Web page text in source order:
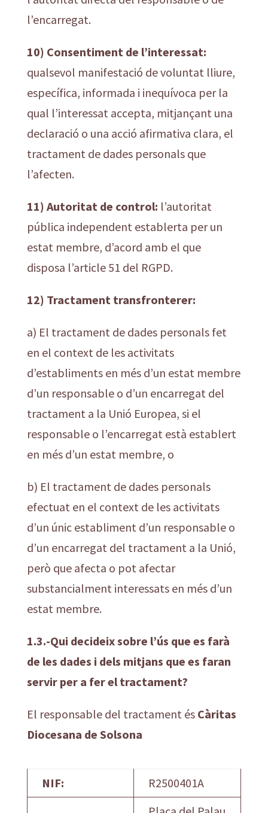
l’encarregat.
10) Consentiment de l’interessat:
qualsevol manifestació de voluntat lliure,
específica, informada i inequívoca per la
qual l’interessat accepta, mitjançant una
declaració o una acció afirmativa clara, el
tractament de dades personals que
l’afecten.
11) Autoritat de control: l’autoritat
pública independent establerta per un
estat membre, d’acord amb el que
disposa l’article 51 del RGPD.
12) Tractament transfronterer:
a) El tractament de dades personals fet
en el context de les activitats
d’establiments en més d’un estat membre
d’un responsable o d’un encarregat del
tractament a la Unió Europea, si el
responsable o l’encarregat està establert
en més d’un estat membre, o
b) El tractament de dades personals
efectuat en el context de les activitats
d’un únic establiment d’un responsable o
d’un encarregat del tractament a la Unió,
però que afecta o pot afectar
substancialment interessats en més d’un
estat membre.
1.3.-Qui decideix sobre l’ús que es farà
de les dades i dels mitjans que es faran
servir per a fer el tractament?
El responsable del tractament és Càritas
Diocesana de Solsona
NIF: R2500401A